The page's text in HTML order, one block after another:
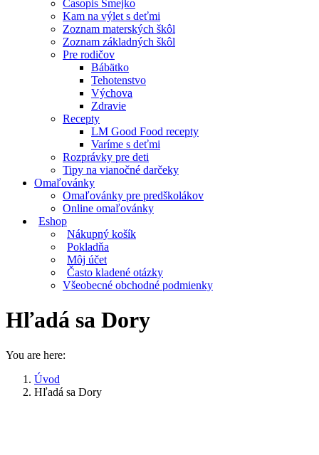
Časopis Smejko
Kam na výlet s deťmi
Zoznam materských škôl
Zoznam základných škôl
Pre rodičov
Bábätko
Tehotenstvo
Výchova
Zdravie
Recepty
LM Good Food recepty
Varíme s deťmi
Rozprávky pre deti
Tipy na vianočné darčeky
Omaľovánky
Omaľovánky pre predškolákov
Online omaľovánky
Eshop
Nákupný košík
Pokladňa
Môj účet
Často kladené otázky
Všeobecné obchodné podmienky
Hľadá sa Dory
You are here:
Úvod
Hľadá sa Dory